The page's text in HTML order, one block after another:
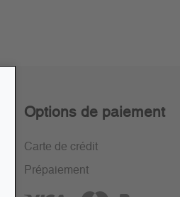
Options de paiement
Carte de crédit
Prépaiement